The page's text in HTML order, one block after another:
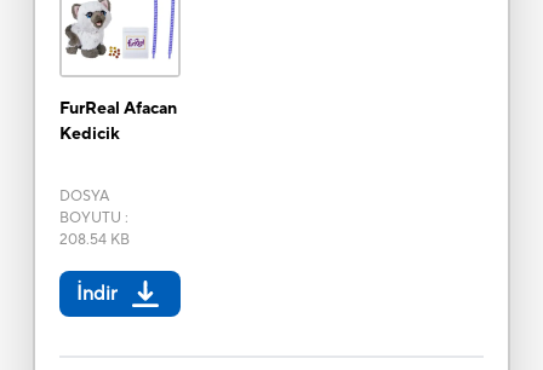
FurReal Afacan
Kedicik
DOSYA
BOYUTU :
208.54 KB
İndir